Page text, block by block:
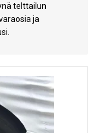
telttailun
ja